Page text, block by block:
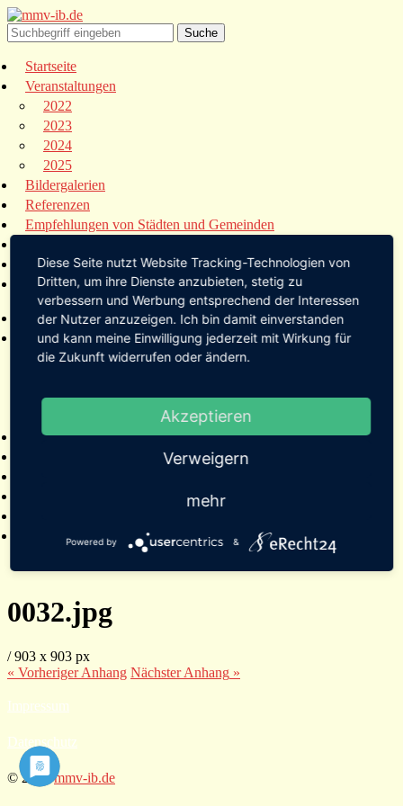
Startseite
Veranstaltungen
2022
2023
2024
2025
Bildergalerien
Referenzen
Empfehlungen von Städten und Gemeinden
Links
Kontakt
Startseite
Veranstaltungen
2022
2024
Bildergalerien
Kontakt
0032.jpg
/903 x 903 px
« VorherigerAnhang NächsterAnhang »
Impressum
Datenschutz
© 2026mmv-ib.de
Diese Seite nutzt Website Tracking-Technologien von
Dritten, um ihre Dienste anzubieten, stetig zu
verbessern und Werbung entsprechend der Interessen
der Nutzer anzuzeigen. Ich bin damit einverstanden
und kann meine Einwilligung jederzeit mit Wirkung für
die Zukunft widerrufen oder ändern.
Akzeptieren
Verweigern
mehr
Powered by &